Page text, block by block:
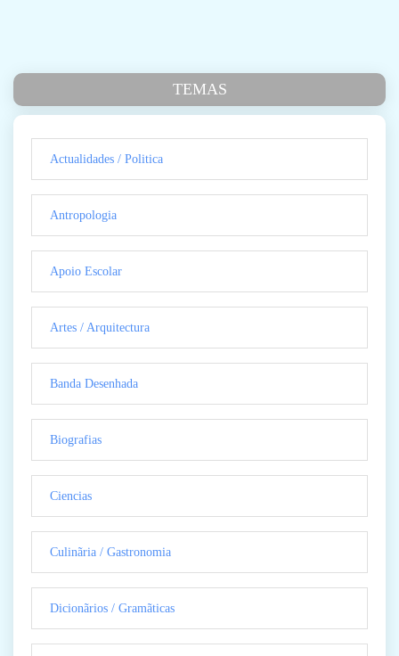
TEMAS
Actualidades / Politica
Antropologia
Apoio Escolar
Artes / Arquitectura
Banda Desenhada
Biografias
Ciencias
Culinãria / Gastronomia
Dicionãrios / Gramãticas